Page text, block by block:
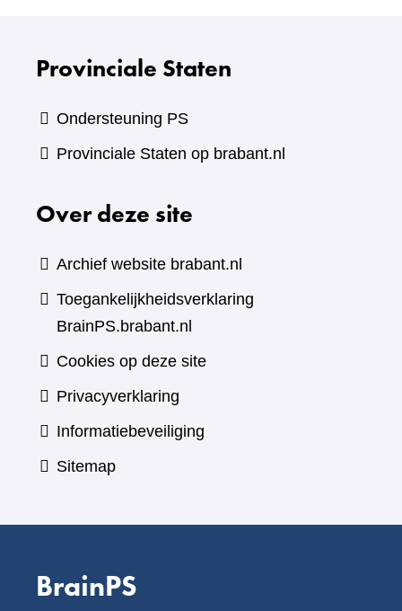
Provinciale Staten
Ondersteuning PS
Provinciale Staten op brabant.nl
Over deze site
Archief website brabant.nl
Toegankelijkheidsverklaring
BrainPS.brabant.nl
Cookies op deze site
Privacyverklaring
Informatiebeveiliging
Sitemap
BrainPS